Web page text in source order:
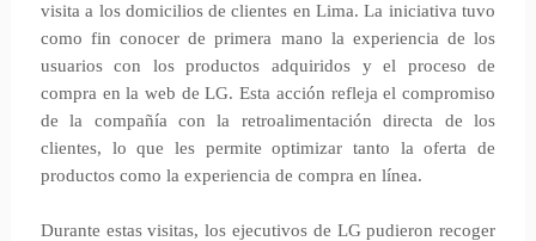
visita a los domicilios de clientes en Lima. La iniciativa tuvo
como fin conocer de primera mano la experiencia de los
usuarios con los productos adquiridos y el proceso de
compra en la web de LG. Esta acción refleja el compromiso
de la compañía con la retroalimentación directa de los
clientes, lo que les permite optimizar tanto la oferta de
productos como la experiencia de compra en línea.
Durante estas visitas, los ejecutivos de LG pudieron recoger